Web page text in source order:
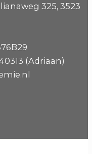
325, 3523
(Adriaan)